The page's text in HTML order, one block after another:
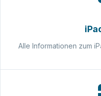
Alle Informationen zum